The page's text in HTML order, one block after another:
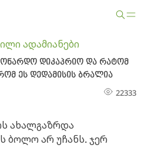
ადამიანები
დიკაპრიო და რატომ
ეს დედამისის ბრალია
22333
ახალგაზრდა
ბოლო არ უჩანს. ჯერ